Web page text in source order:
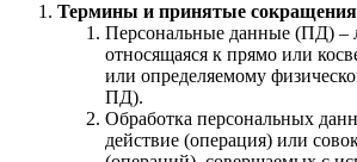
Термины и принятые сокращения
Персональные данные (ПД) –
относящаяся к прямо или
или определяемому
ПД).
Обработка персональных
действие (операция) или